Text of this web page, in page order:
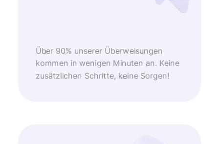
Über 90% unserer Überweisungen
kommen in wenigen Minuten an. Keine
zusätzlichen Schritte, keine Sorgen!